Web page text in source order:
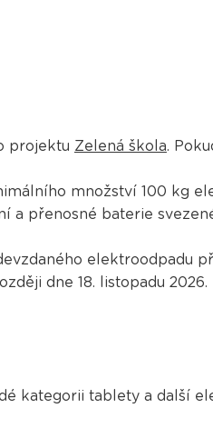
projektu Zelená škola.
množství 100 kg
a přenosné baterie
elektroodpadu
dne 18. listopadu 2026.
kategorii tablety a další